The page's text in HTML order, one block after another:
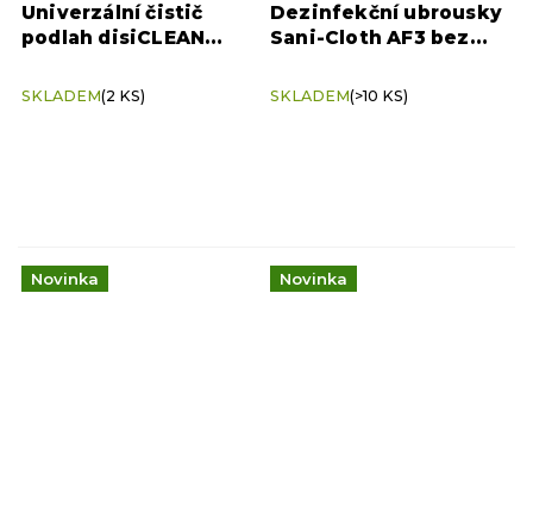
Univerzální čistič
podlah disiCLEAN
SKLADEM(2 KS)
Dezinfekční ubrousky
Sani-Cloth AF3 bez
SKLADEM(>10 KS)
Novinka Novinka